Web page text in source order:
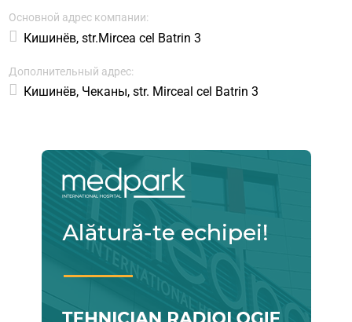
Основной адрес компании:
Кишинёв, str.Mircea cel Batrin 3
Дополнительный адрес:
Кишинёв, Чеканы, str. Mirceal cel Batrin 3